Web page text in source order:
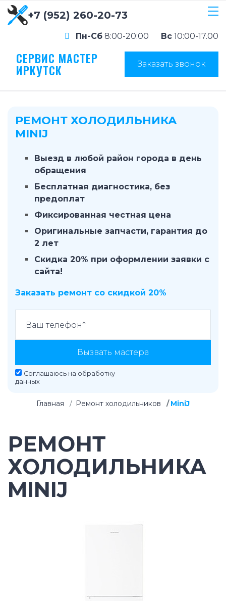
+7 (952) 260-20-73
Пн-Сб 8:00-20:00 Вс 10:00-17.00
СЕРВИС МАСТЕР
ИРКУТСК Заказать звонок
РЕМОНТ ХОЛОДИЛЬНИКА
MINIJ
Выезд в любой район города в день
обращения
Бесплатная диагностика, без
предоплат
Фиксированная честная цена
Оригинальные запчасти, гарантия до
2 лет
Скидка 20% при оформлении заявки с
сайта!
Заказать ремонт со скидкой 20%
Вызвать мастера
Соглашаюсь на обработку
данных
Главная Ремонт холодильников MiniJ
РЕМОНТ
ХОЛОДИЛЬНИКА
MINIJ